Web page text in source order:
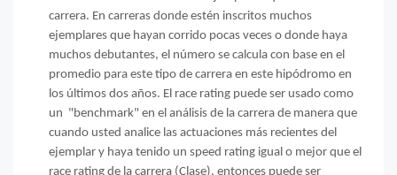
carrera. En carreras donde estén inscritos muchos
ejemplares que hayan corrido pocas veces o donde haya
muchos debutantes, el número se calcula con base en el
promedio para este tipo de carrera en este hipódromo en
los últimos dos años. El race rating puede ser usado como
un "benchmark" en el análisis de la carrera de manera que
cuando usted analice las actuaciones más recientes del
ejemplar y haya tenido un speed rating igual o mejor que el
race rating de la carrera (Clase), entonces puede ser